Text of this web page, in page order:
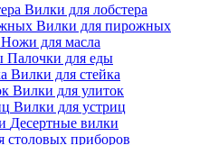
Вилки для лобстера
Вилки для пирожных
Ножи для масла
Палочки для еды
Вилки для стейка
Вилки для улиток
Вилки для устриц
Десертные вилки